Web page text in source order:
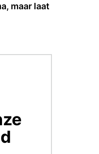
maar laat